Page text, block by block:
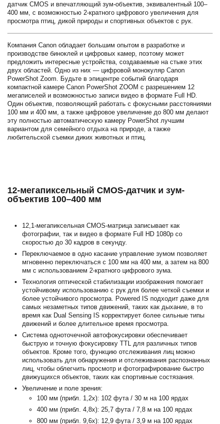
датчик CMOS и впечатляющий зум-объектив, эквивалентный 100–
400 мм, с возможностью 2-кратного цифрового увеличения для
просмотра птиц, дикой природы и спортивных объектов с рук.
Компания Canon обладает большим опытом в разработке и
производстве биноклей и цифровых камер, поэтому может
предложить интересные устройства, создаваемые на стыке этих
двух областей. Одно из них — цифровой монокуляр Canon
PowerShot Zoom. Будьте в эпицентре событий благодаря
компактной камере Canon PowerShot ZOOM с разрешением 12
мегаписелей и возможностью записи видео в формате Full HD.
Один объектив, позволяющий работать с фокусными расстояниями
100 мм и 400 мм, а также цифровое увеличение до 800 мм делают
эту полностью автоматическую камеру PowerShot лучшим
вариантом для семейного отдыха на природе, а также
любительской съемки диких животных и птиц.
12-мегапиксельный CMOS-датчик и зум-
объектив 100–400 мм
12,1-мегапиксельная CMOS-матрица записывает как
фотографии, так и видео в формате Full HD 1080p со
скоростью до 30 кадров в секунду.
Переключаемое в одно касание управление зумом позволяет
мгновенно переключаться с 100 мм на 400 мм, а затем на 800
мм с использованием 2-кратного цифрового зума.
Технология оптической стабилизации изображения помогает
устойчивому использованию с рук для более четкой съемки и
более устойчивого просмотра. Powered IS подходит даже для
самых незаметных типов движений, таких как дыхание, в то
время как Dual Sensing IS корректирует более сильные типы
движений и более длительное время просмотра.
Система одноточечной автофокусировки обеспечивает
быструю и точную фокусировку TTL для различных типов
объектов. Кроме того, функцию отслеживания лиц можно
использовать для обнаружения и отслеживания распознанных
лиц, чтобы облегчить просмотр и фотографирование быстро
движущихся объектов, таких как спортивные состязания.
Увеличение и поле зрения:
100 мм (прибл. 1,2x): 102 фута / 30 м на 100 ярдах
400 мм (прибл. 4,8x): 25,7 фута / 7,8 м на 100 ярдах
800 мм (прибл. 9,6x): 12,9 фута / 3,9 м на 100 ярдах